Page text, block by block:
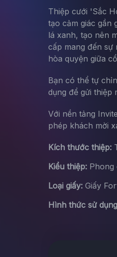
Thiệp cưới 'Sắc
tạo cảm giác gần
lá xanh, tạo nên
cấp mang đến sự
hòa quyện giữa
Bạn có thể tự
dụng để gửi thiệp
Với nền tảng
phép khách mời
Kích thước thiệp:
Kiểu thiệp: Phong
Loại giấy: Giấy
Hình thức sử